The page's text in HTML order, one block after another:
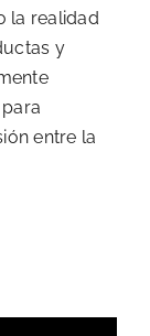
la realidad
y
entre la